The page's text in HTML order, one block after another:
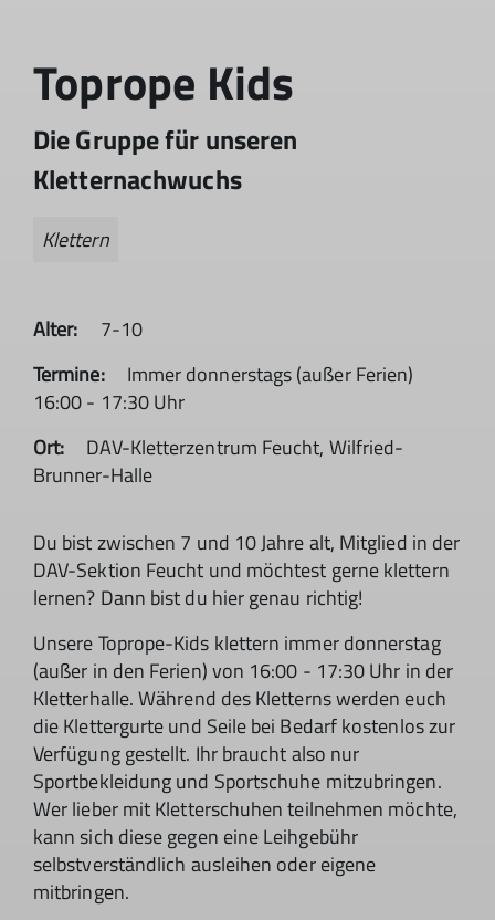
Toprope Kids
Die Gruppe für unseren
Kletternachwuchs
Klettern
Alter:
7-10
Termine:
Immer donnerstags (außer Ferien)
16:00 - 17:30 Uhr
Ort:
DAV-Kletterzentrum Feucht, Wilfried-
Brunner-Halle
Du bist zwischen 7 und 10 Jahre alt, Mitglied in der
DAV-Sektion Feucht und möchtest gerne klettern
lernen? Dann bist du hier genau richtig!
Unsere Toprope-Kids klettern immer donnerstag
(außer in den Ferien) von 16:00 - 17:30 Uhr in der
Kletterhalle. Während des Kletterns werden euch
die Klettergurte und Seile bei Bedarf kostenlos zur
Verfügung gestellt. Ihr braucht also nur
Sportbekleidung und Sportschuhe mitzubringen.
Wer lieber mit Kletterschuhen teilnehmen möchte,
kann sich diese gegen eine Leihgebühr
selbstverständlich ausleihen oder eigene
mitbringen.